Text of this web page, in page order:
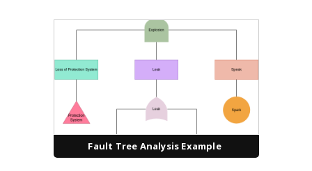
Fault Tree Analysis Example